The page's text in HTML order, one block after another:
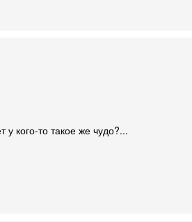
кого-то такое же чудо?...